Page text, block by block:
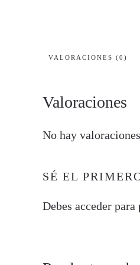
VALORACIONES (0)
Valoraciones
No hay
SÉ EL
Debes acceder para